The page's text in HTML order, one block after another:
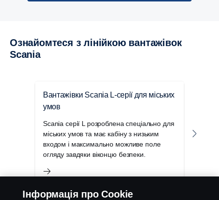
Ознайомтеся з лінійкою вантажівок
Scania
Вантажівки Scania L-серії для міських
умов
Scania серії L розроблена спеціально для
міських умов та має кабіну з низьким
входом і максимально можливе поле
огляду завдяки віконцю безпеки.
Інформація про Cookie